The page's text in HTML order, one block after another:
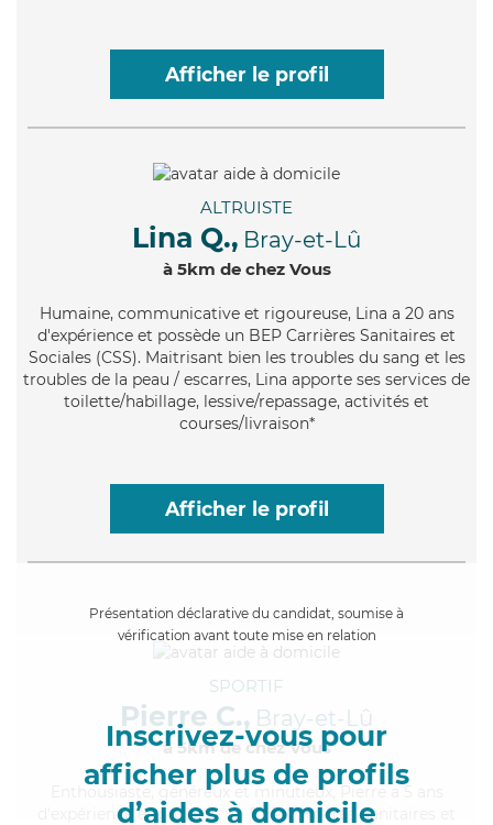
Afficher le profil
ALTRUISTE
Lina Q., Bray-et-Lû
à 5km de chez Vous
Humaine, communicative et rigoureuse, Lina a 20 ans
d'expérience et possède un BEP Carrières Sanitaires et
Sociales (CSS). Maitrisant bien les troubles du sang et les
troubles de la peau / escarres, Lina apporte ses services de
toilette/habillage, lessive/repassage, activités et
courses/livraison*
Afficher le profil
Présentation déclarative du candidat, soumise à
vérification avant toute mise en relation
Inscrivez-vous pour
afficher plus de profils
d’aides à domicile
SPORTIF
Pierre C., Bray-et-Lû
à 5km de chez Vous
, généreux et minutieux, Pierre a 5 ans
d'expérience et possède un BEP Carrières Sanitaires et